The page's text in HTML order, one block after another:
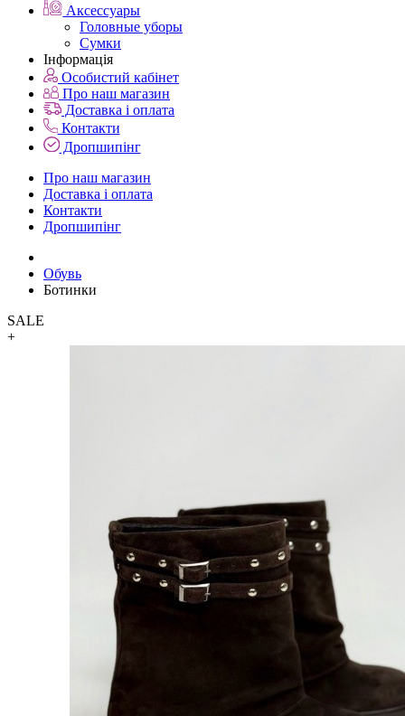
Аксессуары
Головные уборы
Сумки
Інформація
Особистий кабінет
Про наш магазин
Доставка і оплата
Контакти
Дропшипінг
Про наш магазин
Доставка і оплата
Контакти
Дропшипінг
Обувь
Ботинки
SALE
+